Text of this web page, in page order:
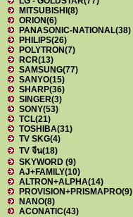
MITSUBISHI (8)
ORION(6)
PANASONIC-NATIONAL(38)
PHILIPS(26)
POLYTRON(7)
RCR(13)
SAMSUNG(77)
SANYO(15)
SHARP(36)
SINGER(3)
SONY(53)
TCL(21)
TOSHIBA(31)
TV SKG(4)
TV จีน(18)
SKYWORD (9)
AJ+FAMILY(10)
ALTRON+ALPHA(14)
PROVISION+PRISMAPRO(9)
NANO(8)
ACONATIC(43)